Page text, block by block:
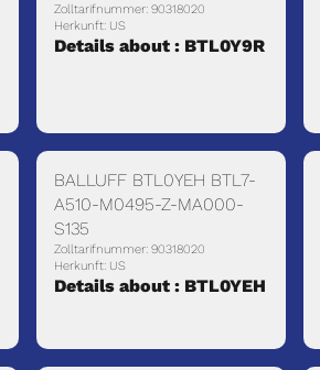
Zolltarifnummer: 90318020
Herkunft: US
Details about : BTL0Y9R
BALLUFF BTL0YEH BTL7-
A510-M0495-Z-MA000-
S135
Zolltarifnummer: 90318020
Herkunft: US
Details about : BTL0YEH